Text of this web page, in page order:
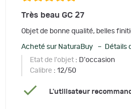
Très beau GC 27
Objet de bonne qualité, belles
Acheté sur NaturaBuy – Détails
Etat de l'objet : D'occasion
Calibre : 12/50
L'utilisateur